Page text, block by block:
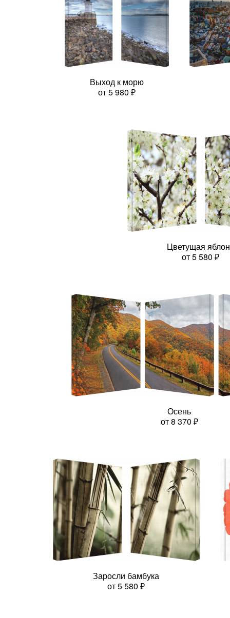
Выход к морю
от5 980 ₽
Цветущая
от5 580 ₽
Осень
от8 370 ₽
Заросли бамбука
от5 580 ₽